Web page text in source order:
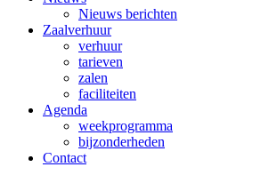
Nieuws berichten
Zaalverhuur
verhuur
tarieven
zalen
faciliteiten
Agenda
weekprogramma
bijzonderheden
Contact